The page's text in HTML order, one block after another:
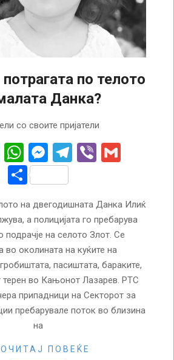
по телото
Данка?
со своите пријатели
Twitter
WhatsApp
Messenger
Telegram
Viber
Share
на двегодишната Данка Илиќ
а полицијата го пребарува
подрачје на селото Злот. Се
во околината на куќите на
пасиштата, бараките,
терен во Кањонот Лазарев. РТС
припадници на Секторот за
пребарувале поток во близина
на
ПОВЕЌЕ